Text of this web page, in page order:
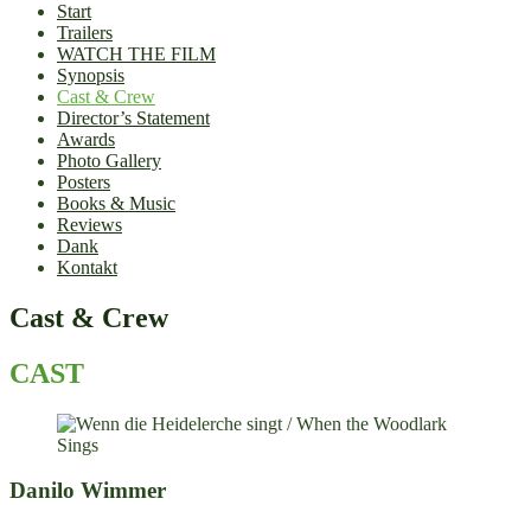
Start
Trailers
WATCH THE FILM
Synopsis
Cast & Crew
Director’s Statement
Awards
Photo Gallery
Posters
Books & Music
Reviews
Dank
Kontakt
Cast & Crew
CAST
Danilo Wimmer